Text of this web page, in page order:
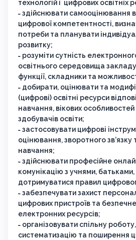
технологій і цифрових освітніх
˗ здійснювати самооцінювання
цифрової компетентності,
потреби та планувати
розвитку;
˗ розуміти сутність
освітнього середовища закладу
функції, складники та
˗ добирати, оцінювати та
(цифрові) освітні ресурси
навчання, вікових
здобувачів освіти;
˗ застосовувати цифрові
оцінювання, зворотного зв’язку
навчання;
˗ здійснювати професійне
комунікацію з учнями,
дотримуватися правил
˗ забезпечувати захист
цифрових пристроїв та
електронних ресурсів;
˗ організовувати спільну
систематизацію та поширення